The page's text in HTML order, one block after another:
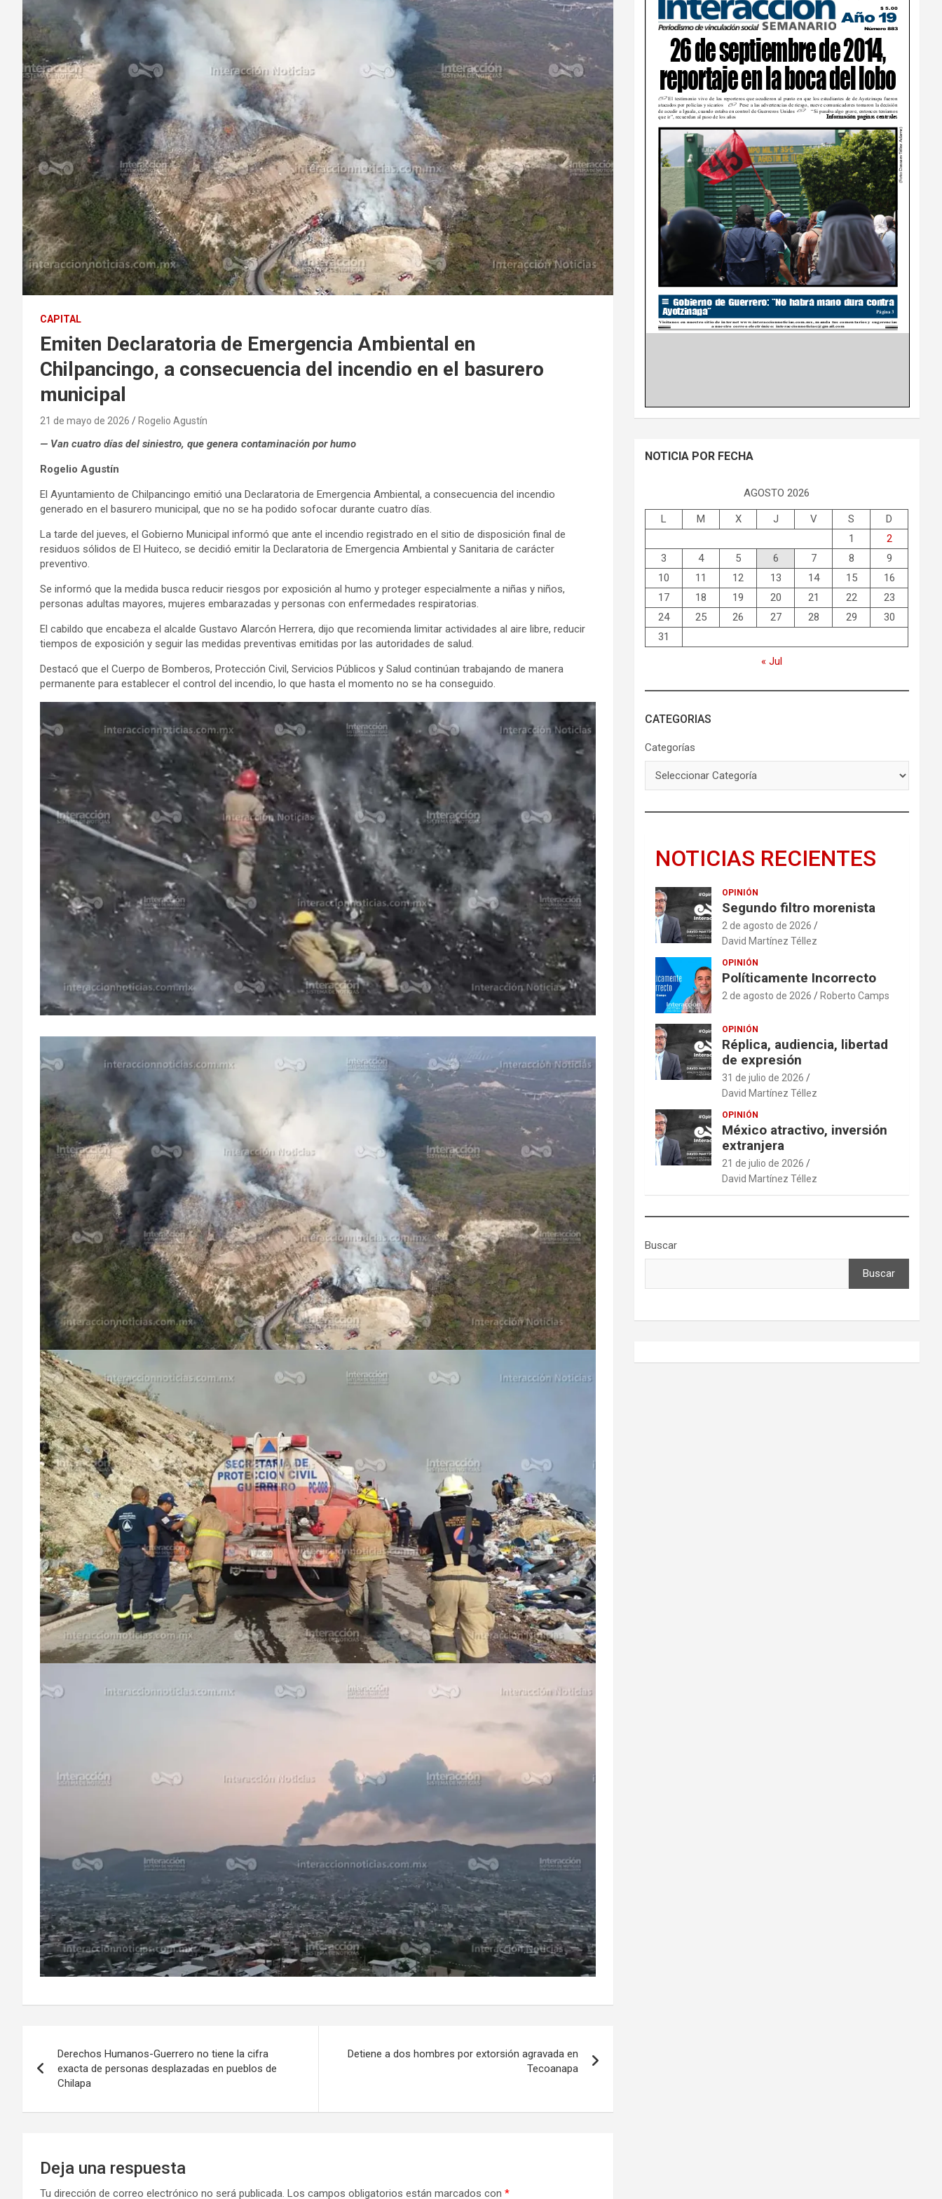
CAPITAL
Emiten Declaratoria de Emergencia Ambiental en
Chilpancingo, a consecuencia del incendio en el basurero
municipal
21 de mayo de 2026 Rogelio Agustín
— Van cuatro días del siniestro, que genera contaminación por humo
Rogelio Agustín
El Ayuntamiento de Chilpancingo emitió una Declaratoria de Emergencia Ambiental, a consecuencia del incendio
generado en el basurero municipal, que no se ha podido sofocar durante cuatro días.
La tarde del jueves, el Gobierno Municipal informó que ante el incendio registrado en el sitio de disposición final de
residuos sólidos de El Huiteco, se decidió emitir la Declaratoria de Emergencia Ambiental y Sanitaria de carácter
preventivo.
Se informó que la medida busca reducir riesgos por exposición al humo y proteger especialmente a niñas y niños,
personas adultas mayores, mujeres embarazadas y personas con enfermedades respiratorias.
El cabildo que encabeza el alcalde Gustavo Alarcón Herrera, dijo que recomienda limitar actividades al aire libre, reducir
tiempos de exposición y seguir las medidas preventivas emitidas por las autoridades de salud.
Destacó que el Cuerpo de Bomberos, Protección Civil, Servicios Públicos y Salud continúan trabajando de manera
permanente para establecer el control del incendio, lo que hasta el momento no se ha conseguido.
de
entradas
Derechos Humanos-Guerrero no tiene la cifra
exacta de personas desplazadas en pueblos de
Chilapa
Detiene a dos hombres por extorsión agravada en
Tecoanapa
Deja una respuesta
Tu dirección de correo electrónico no será publicada. Los campos obligatorios están marcados con *
NOTICIA POR FECHA
AGOSTO 2026
L M X J V S
D
1
2
3
4 5 6 7 8
9
10
11 12 13 14 15
16
17
18 19 20 21 22
23
24
25 26 27 28 29
30
31
« Jul
CATEGORIAS
Categorías
NOTICIAS RECIENTES
OPINIÓN
Segundo filtro morenista
2 de agosto de 2026
David Martínez Téllez
OPINIÓN
Políticamente Incorrecto
2 de agosto de 2026 Roberto Camps
OPINIÓN
Réplica, audiencia, libertad
de expresión
31 de julio de 2026
David Martínez Téllez
OPINIÓN
México atractivo, inversión
extranjera
21 de julio de 2026
David Martínez Téllez
Buscar
Buscar